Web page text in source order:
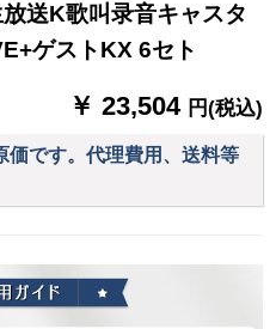
送K歌叫录音キャスタ
ゲストKX 6セト
￥ 23,504 円(税込)
価です。代理費用、送料等